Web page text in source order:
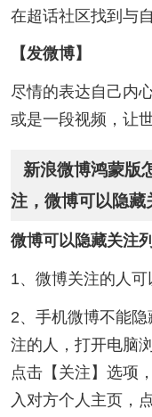
在超话社区找到与
【发微博】
尽情的表达自己内
或是一段视频，让
新浪微博鸿蒙版
注，微博可以隐藏
微博可以隐藏关注
1、微博关注的人可
2、手机微博不能
注的人，打开电脑
点击【关注】选项
入对方个人主页，